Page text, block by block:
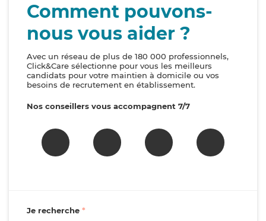
Comment pouvons-
nous vous aider ?
Avec un réseau de plus de 180 000 professionnels,
Click&Care sélectionne pour vous les meilleurs
candidats pour votre maintien à domicile ou vos
besoins de recrutement en établissement.
Nos conseillers vous accompagnent 7/7
Je recherche